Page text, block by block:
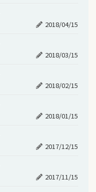
2018/04/15
2018/03/15
2018/02/15
2018/01/15
2017/12/15
2017/11/15